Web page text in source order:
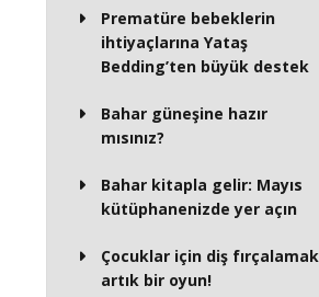
Prematüre bebeklerin
ihtiyaçlarına Yataş
Bedding’ten büyük destek
Bahar güneşine hazır
mısınız?
Bahar kitapla gelir: Mayıs
kütüphanenizde yer açın
Çocuklar için diş fırçalamak
artık bir oyun!